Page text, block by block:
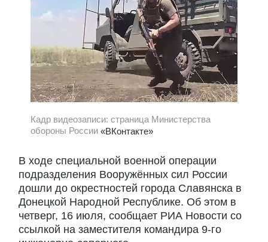
Кадр видеозаписи: страница Министерства
обороны России «ВКонтакте»
В ходе специальной военной операции
подразделения Вооружённых сил России
дошли до окрестностей города Славянска в
Донецкой Народной Республике. Об этом в
четверг, 16 июля, сообщает РИА Новости со
ссылкой на заместителя командира 9-го